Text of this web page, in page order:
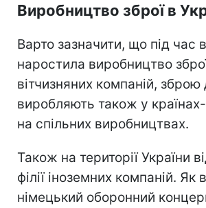
Виробництво зброї в
Варто зазначити, що під час
наростила виробництво
вітчизняних компаній, зброю
виробляють також у
на спільних виробництвах.
Також на території України
філії іноземних компаній. Як
німецький оборонний